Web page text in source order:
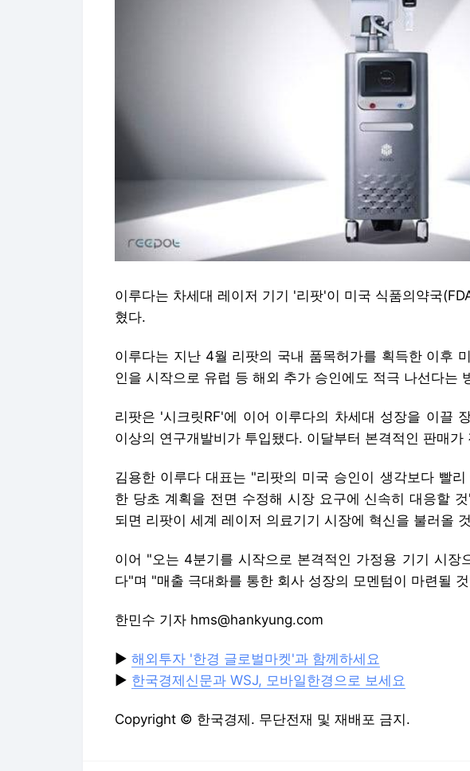
이루다는 차세대 레이저 기기 '리팟'이 미국 식품의약국
혔다.
이루다는 지난 4월 리팟의 국내 품목허가를 획득한 이후
인을 시작으로 유럽 등 해외 추가 승인에도 적극 나선다는
리팟은 '시크릿RF'에 이어 이루다의 차세대 성장을 이끌
이상의 연구개발비가 투입됐다. 이달부터 본격적인 판매가
김용한 이루다 대표는 "리팟의 미국 승인이 생각보다 빨
한 당초 계획을 전면 수정해 시장 요구에 신속히 대응할
되면 리팟이 세계 레이저 의료기기 시장에 혁신을 불러올
이어 "오는 4분기를 시작으로 본격적인 가정용 기기 시장
다"며 "매출 극대화를 통한 회사 성장의 모멘텀이 마련될
한민수 기자 hms@hankyung.com
▶ 해외투자 '한경 글로벌마켓'과 함께하세요
▶ 한국경제신문과 WSJ, 모바일한경으로 보세요
Copyright © 한국경제. 무단전재 및 재배포 금지.